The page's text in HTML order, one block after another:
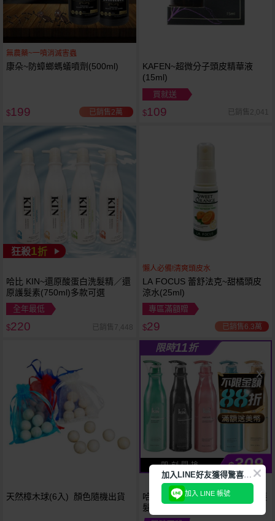
無農藥~一噴消滅害蟲
康朵~防蟑螂螞蟻噴劑(500ml)
$199 已銷售2萬
KAFEN~超微分子頭皮精華液
(15ml)
買就送
$109 已銷售2,041
狂殺1折
哈比 KIN~還原酸蛋白洗髮精／還
原護髮素(750ml)多款可選
全年最低
$220 已銷售7,448
懶人必備!清爽頭皮水
LA FOCUS 蕾舒法克~甜橘頭皮
涼水(25ml)
專區滿額贈
$29 已銷售6.3萬
天然樟木球(6入) 顏色隨機出貨
限時11折
即 刻 開 搶 $309
哈比 KIN~卡碧絲頂級洗髮精／護
髮素／沐浴乳(900ml) 款式可選
加
入LINE好友獲得驚喜折扣!
加入 LINE 帳號